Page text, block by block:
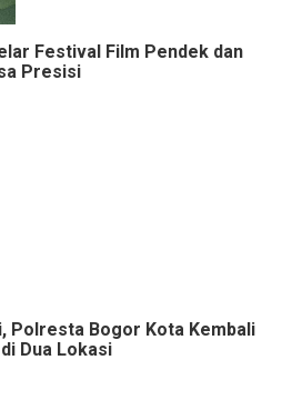
Festival Film Pendek dan
Presisi
Polresta Bogor Kota Kembali
Dua Lokasi